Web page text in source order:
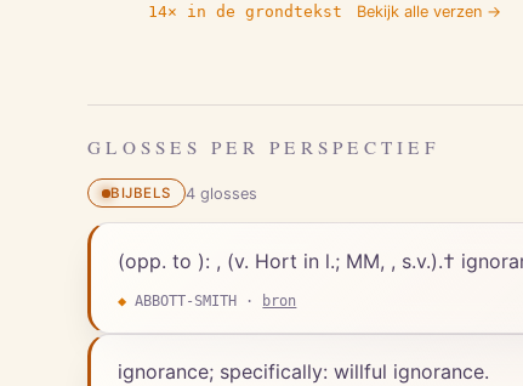
14× in de grondtekst Bekijk alle verzen →
GLOSSES PER PERSPECTIEF
BIJBELS 4glosses
(opp. to ): , (v. Hort in l.; MM, , s.v.).†
◆ ABBOTT-SMITH · bron
ignorance; specifically: willful ignorance.